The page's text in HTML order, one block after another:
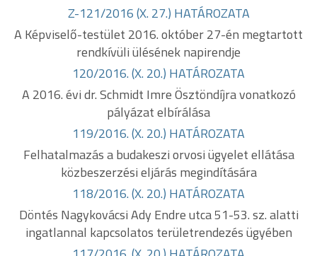
Z-121/2016 (X. 27.) HATÁROZATA
A Képviselő-testület 2016. október 27-én megtartott
rendkívüli ülésének napirendje
120/2016. (X. 20.) HATÁROZATA
A 2016. évi dr. Schmidt Imre Ösztöndíjra vonatkozó
pályázat elbírálása
119/2016. (X. 20.) HATÁROZATA
Felhatalmazás a budakeszi orvosi ügyelet ellátása
közbeszerzési eljárás megindítására
118/2016. (X. 20.) HATÁROZATA
Döntés Nagykovácsi Ady Endre utca 51-53. sz. alatti
ingatlannal kapcsolatos területrendezés ügyében